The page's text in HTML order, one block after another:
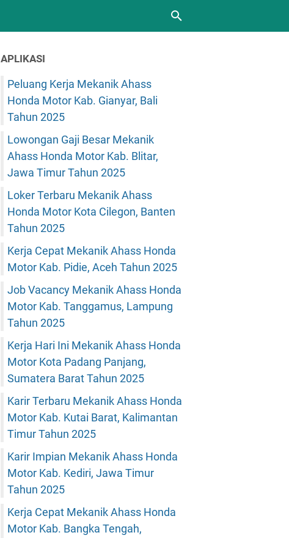
APLIKASI
Peluang Kerja Mekanik Ahass
Honda Motor Kab. Gianyar, Bali
Tahun 2025
Lowongan Gaji Besar Mekanik
Ahass Honda Motor Kab. Blitar,
Jawa Timur Tahun 2025
Loker Terbaru Mekanik Ahass
Honda Motor Kota Cilegon, Banten
Tahun 2025
Kerja Cepat Mekanik Ahass Honda
Motor Kab. Pidie, Aceh Tahun 2025
Job Vacancy Mekanik Ahass Honda
Motor Kab. Tanggamus, Lampung
Tahun 2025
Kerja Hari Ini Mekanik Ahass Honda
Motor Kota Padang Panjang,
Sumatera Barat Tahun 2025
Karir Terbaru Mekanik Ahass Honda
Motor Kab. Kutai Barat, Kalimantan
Timur Tahun 2025
Karir Impian Mekanik Ahass Honda
Motor Kab. Kediri, Jawa Timur
Tahun 2025
Kerja Cepat Mekanik Ahass Honda
Motor Kab. Bangka Tengah,